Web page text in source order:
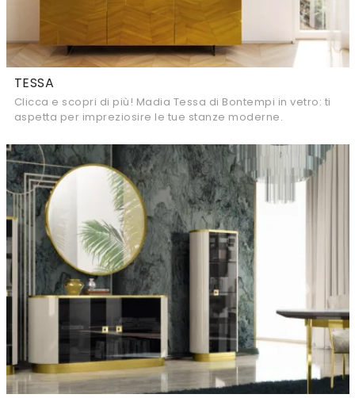
TESSA
Clicca e scopri di più! Madia Tessa di Bontempi in vetro: ti
aspetta per impreziosire le tue stanze moderne.